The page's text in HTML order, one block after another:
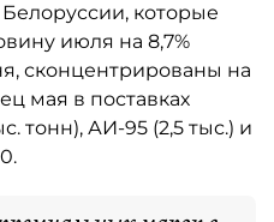
которые
июля на 8,7%
сконцентрированы на
мая в поставках
тонн), АИ-95 (2,5 тыс.) и